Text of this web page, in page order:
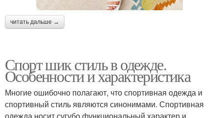
читать дальше →
Спорт шик стиль в одежде.
Особенности и характеристика
Многие ошибочно полагают, что спортивная одежда и
спортивный стиль являются синонимами. Спортивная
одежда носит сугубо функциональный характер и